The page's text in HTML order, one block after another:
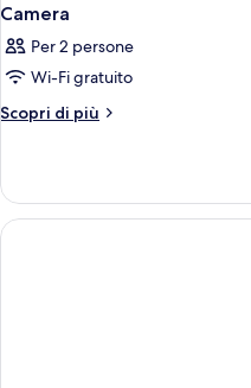
Camera
Per 2 persone
Wi-Fi gratuito
Scopri di più
Altri